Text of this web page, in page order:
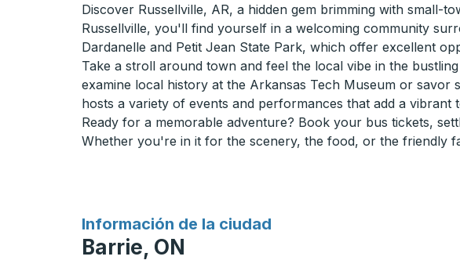
Discover Russellville, AR, a hidden gem brimming with small-
Russellville, you'll find yourself in a welcoming community
Dardanelle and Petit Jean State Park, which offer excellent
Take a stroll around town and feel the local vibe in the
examine local history at the Arkansas Tech Museum or savor
hosts a variety of events and performances that add a vibrant
Ready for a memorable adventure? Book your bus tickets,
Whether you're in it for the scenery, the food, or the friendly
Información de la ciudad
para
Barrie, ON